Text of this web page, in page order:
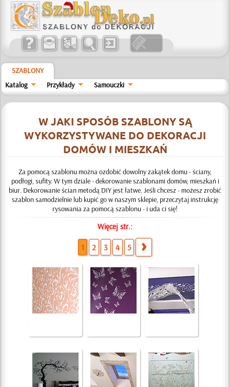
SZABLONY
Katalog
Przykłady Samouczki
W JAKI SPOSÓB SZABLONY SĄ
WYKORZYSTYWANE DO DEKORACJI
DOMÓW I MIESZKAŃ
Za pomocą szablonu można ozdobić dowolny zakątek domu - ściany,
podłogi, sufity. W tym dziale - dekorowanie szablonami domów, mieszkań i
biur. Dekorowanie ścian metodą DIY jest łatwe. Jeśli chcesz - możesz zrobić
szablon samodzielnie lub kupić go w naszym sklepie, przeczytaj instrukcję
rysowania za pomocą szablonu - i uda ci się!
Więcej str.:
1 2 3 4 5